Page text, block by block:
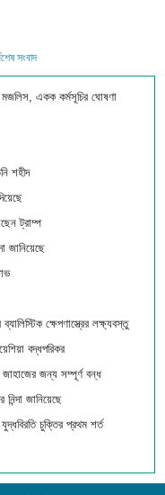
সংবাদ
মজলিস, একক কর্মসূচির ঘোষণা
শহীদ
ট্রাম্প
জানিয়েছে
ব্যালিস্টিক ক্ষেপণাস্ত্রের লক্ষ্যবস্তু
বদ্ধপরিকর
জাহাজের জন্য সম্পূর্ণ বন্ধ
জানিয়েছে
চুক্তির প্রথম শর্ত